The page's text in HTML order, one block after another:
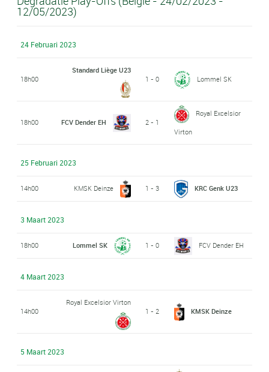
12/05/2023)
24 Februari 2023
18h00
Standard Liège U23
1 - 0
Lommel SK
18h00 FCV Dender EH 2 - 1
Royal Excelsior
Virton
25 Februari 2023
14h00 KMSK Deinze 1 - 3 KRC Genk U23
3 Maart 2023
18h00 Lommel SK 1 - 0 FCV Dender EH
4 Maart 2023
14h00
Royal Excelsior Virton
1 - 2
KMSK Deinze
5 Maart 2023